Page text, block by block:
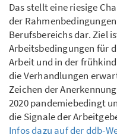
Das stellt eine riesige
der
Berufsbereichs dar. Ziel
Arbeitsbedingungen für
Arbeit und in der
die Verhandlungen
Zeichen der
2020 pandemiebedingt
die Signale der
Infos dazu auf der ddb-